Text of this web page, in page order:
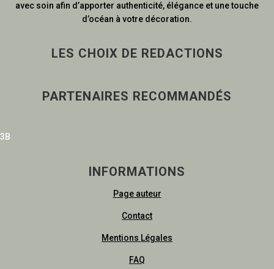
avec soin afin d’apporter authenticité, élégance et une touche
d’océan à votre décoration.
LES CHOIX DE REDACTIONS
PARTENAIRES RECOMMANDÉS
3B
INFORMATIONS
Page auteur
Contact
Mentions Légales
FAQ